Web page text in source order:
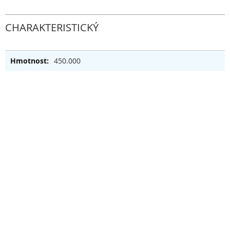
CHARAKTERISTICKÝ
450.000